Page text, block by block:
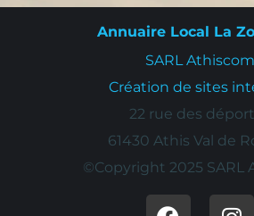
Annuaire Local La
SARL Athiscom
Création de sites
22 rue des
61430 Athis Val de
©Copyright 2025 SARL